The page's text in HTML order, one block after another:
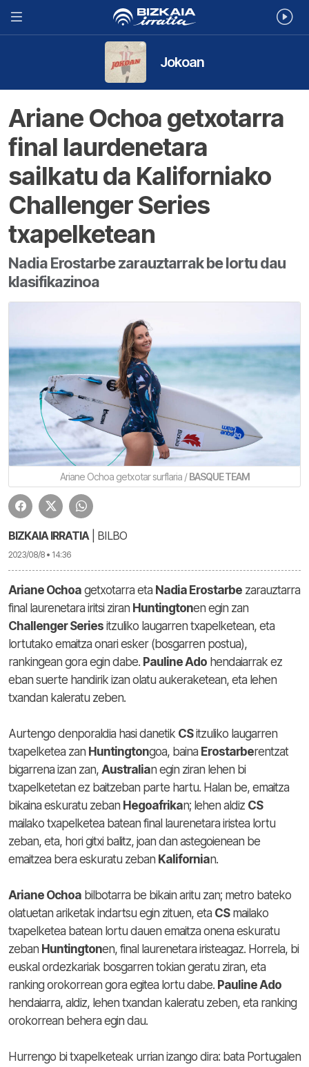
Jokoan
Ariane Ochoa getxotarra
final laurdenetara
sailkatu da Kaliforniako
Challenger Series
txapelketean
Nadia Erostarbe zarauztarrak be lortu dau
klasifikazinoa
Ariane Ochoa getxotar surflaria /BASQUE TEAM
BIZKAIA IRRATIA| BILBO
2023/08/8 • 14:36
Ariane Ochoa getxotarra eta Nadia Erostarbe zarauztarra
final laurenetara iritsi ziran Huntingtonen egin zan
Challenger Series itzuliko laugarren txapelketean, eta
lortutako emaitza onari esker (bosgarren postua),
rankingean gora egin dabe. Pauline Ado hendaiarrak ez
eban suerte handirik izan olatu aukeraketean, eta lehen
txandan kaleratu zeben.
Aurtengo denporaldia hasi danetik CSitzuliko laugarren
txapelketea zan Huntingtongoa, baina Erostarberentzat
bigarrena izan zan, Australian egin ziran lehen bi
txapelketetan ez baitzeban parte hartu. Halan be, emaitza
bikaina eskuratu zeban Hegoafrikan; lehen aldiz CS
mailako txapelketea batean final laurenetara iristea lortu
zeban, eta, hori gitxi balitz, joan dan astegoienean be
emaitzea bera eskuratu zeban Kalifornian.
Ariane Ochoa bilbotarra be bikain aritu zan; metro bateko
olatuetan ariketak indartsu egin zituen, eta CSmailako
txapelketea batean lortu dauen emaitza onena eskuratu
zeban Huntingtonen, final laurenetara iristeagaz. Horrela, bi
euskal ordezkariak bosgarren tokian geratu ziran, eta
ranking orokorrean gora egitea lortu dabe. Pauline Ado
hendaiarra, aldiz, lehen txandan kaleratu zeben, eta ranking
orokorrean behera egin dau.
Hurrengo bi txapelketeak urrian izango dira: bata Portugalen